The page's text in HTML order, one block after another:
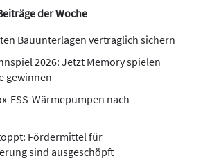
der Woche
Bauunterlagen vertraglich sichern
2026: Jetzt Memory spielen
gewinnen
ESS-Wärmepumpen nach
Fördermittel für
sind ausgeschöpft